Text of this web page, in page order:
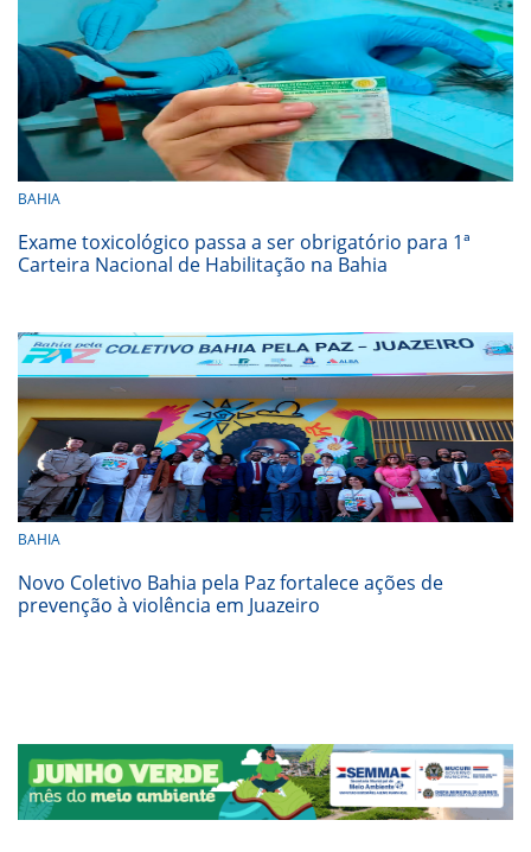
BAHIA
Exame toxicológico passa a ser obrigatório para 1ª
Carteira Nacional de Habilitação na Bahia
BAHIA
Novo Coletivo Bahia pela Paz fortalece ações de
prevenção à violência em Juazeiro